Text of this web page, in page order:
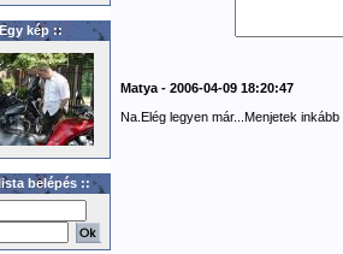
kép ::
belépés ::
Matya - 2006-04-09 18:20:47
Na.Elég legyen már...Menjetek